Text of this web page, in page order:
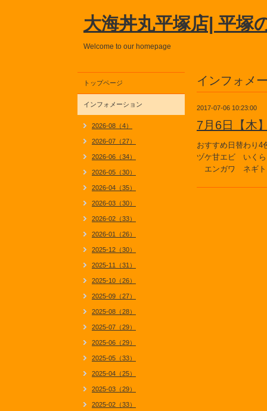
大海丼丸平塚店| 平塚
Welcome to our homepage
インフォメ
2017-07-06 10:23:00
7月6日【木
おすすめ日替わり4
ヅケ甘エビ いくら
エンガワ ネギト
トップページ
インフォメーション
2026-08（4）
2026-07（27）
2026-06（34）
2026-05（30）
2026-04（35）
2026-03（30）
2026-02（33）
2026-01（26）
2025-12（30）
2025-11（31）
2025-10（26）
2025-09（27）
2025-08（28）
2025-07（29）
2025-06（29）
2025-05（33）
2025-04（25）
2025-03（29）
2025-02（33）